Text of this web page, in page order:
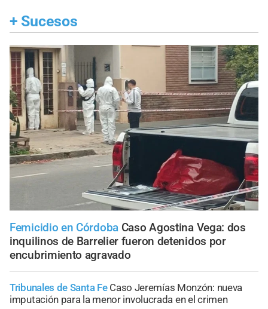
+ Sucesos
Femicidio en Córdoba Caso Agostina Vega: dos
inquilinos de Barrelier fueron detenidos por
encubrimiento agravado
Tribunales de Santa Fe Caso Jeremías Monzón: nueva
imputación para la menor involucrada en el crimen